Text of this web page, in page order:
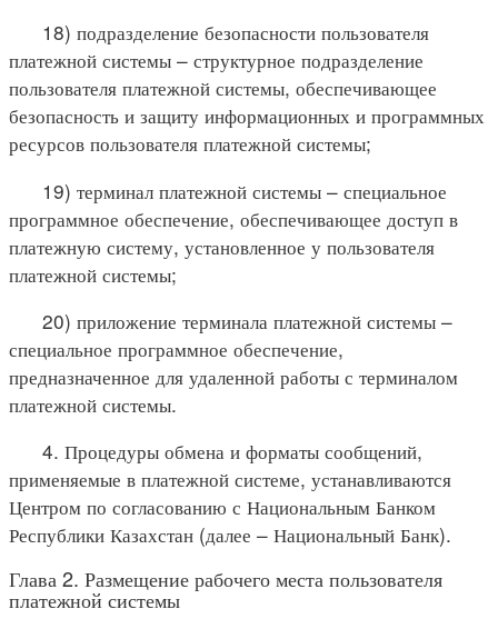
18) подразделение безопасности пользователя
платежной системы – структурное подразделение
пользователя платежной системы, обеспечивающее
безопасность и защиту информационных и программных
ресурсов пользователя платежной системы;
19) терминал платежной системы – специальное
программное обеспечение, обеспечивающее доступ в
платежную систему, установленное у пользователя
платежной системы;
20) приложение терминала платежной системы –
специальное программное обеспечение,
предназначенное для удаленной работы с терминалом
платежной системы.
4. Процедуры обмена и форматы сообщений,
применяемые в платежной системе, устанавливаются
Центром по согласованию с Национальным Банком
Республики Казахстан (далее – Национальный Банк).
Глава 2. Размещение рабочего места пользователя
платежной системы